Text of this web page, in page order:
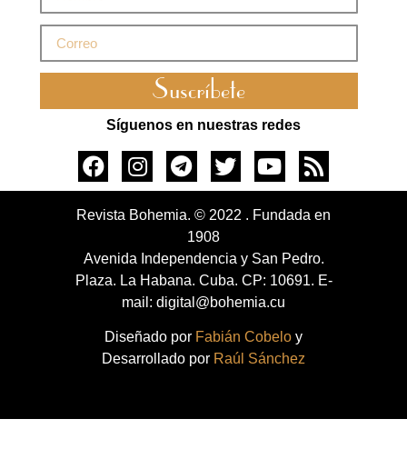
Suscríbete
Síguenos en nuestras redes
Revista Bohemia. © 2022 . Fundada en
1908
Avenida Independencia y San Pedro.
Plaza. La Habana. Cuba. CP: 10691. E-
mail: digital@bohemia.cu
Diseñado por Fabián Cobelo y
Desarrollado por Raúl Sánchez